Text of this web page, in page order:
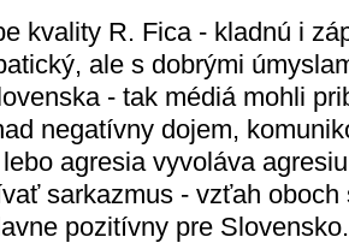
kvality R. Fica - kladnú i
ale s dobrými
- tak médiá mohli
negatívny dojem,
agresia vyvoláva
sarkazmus - vzťah
pozitívny pre Slovensko.